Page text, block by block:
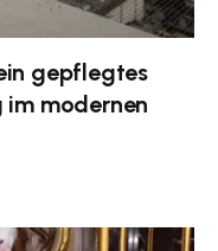
gepflegtes
im modernen